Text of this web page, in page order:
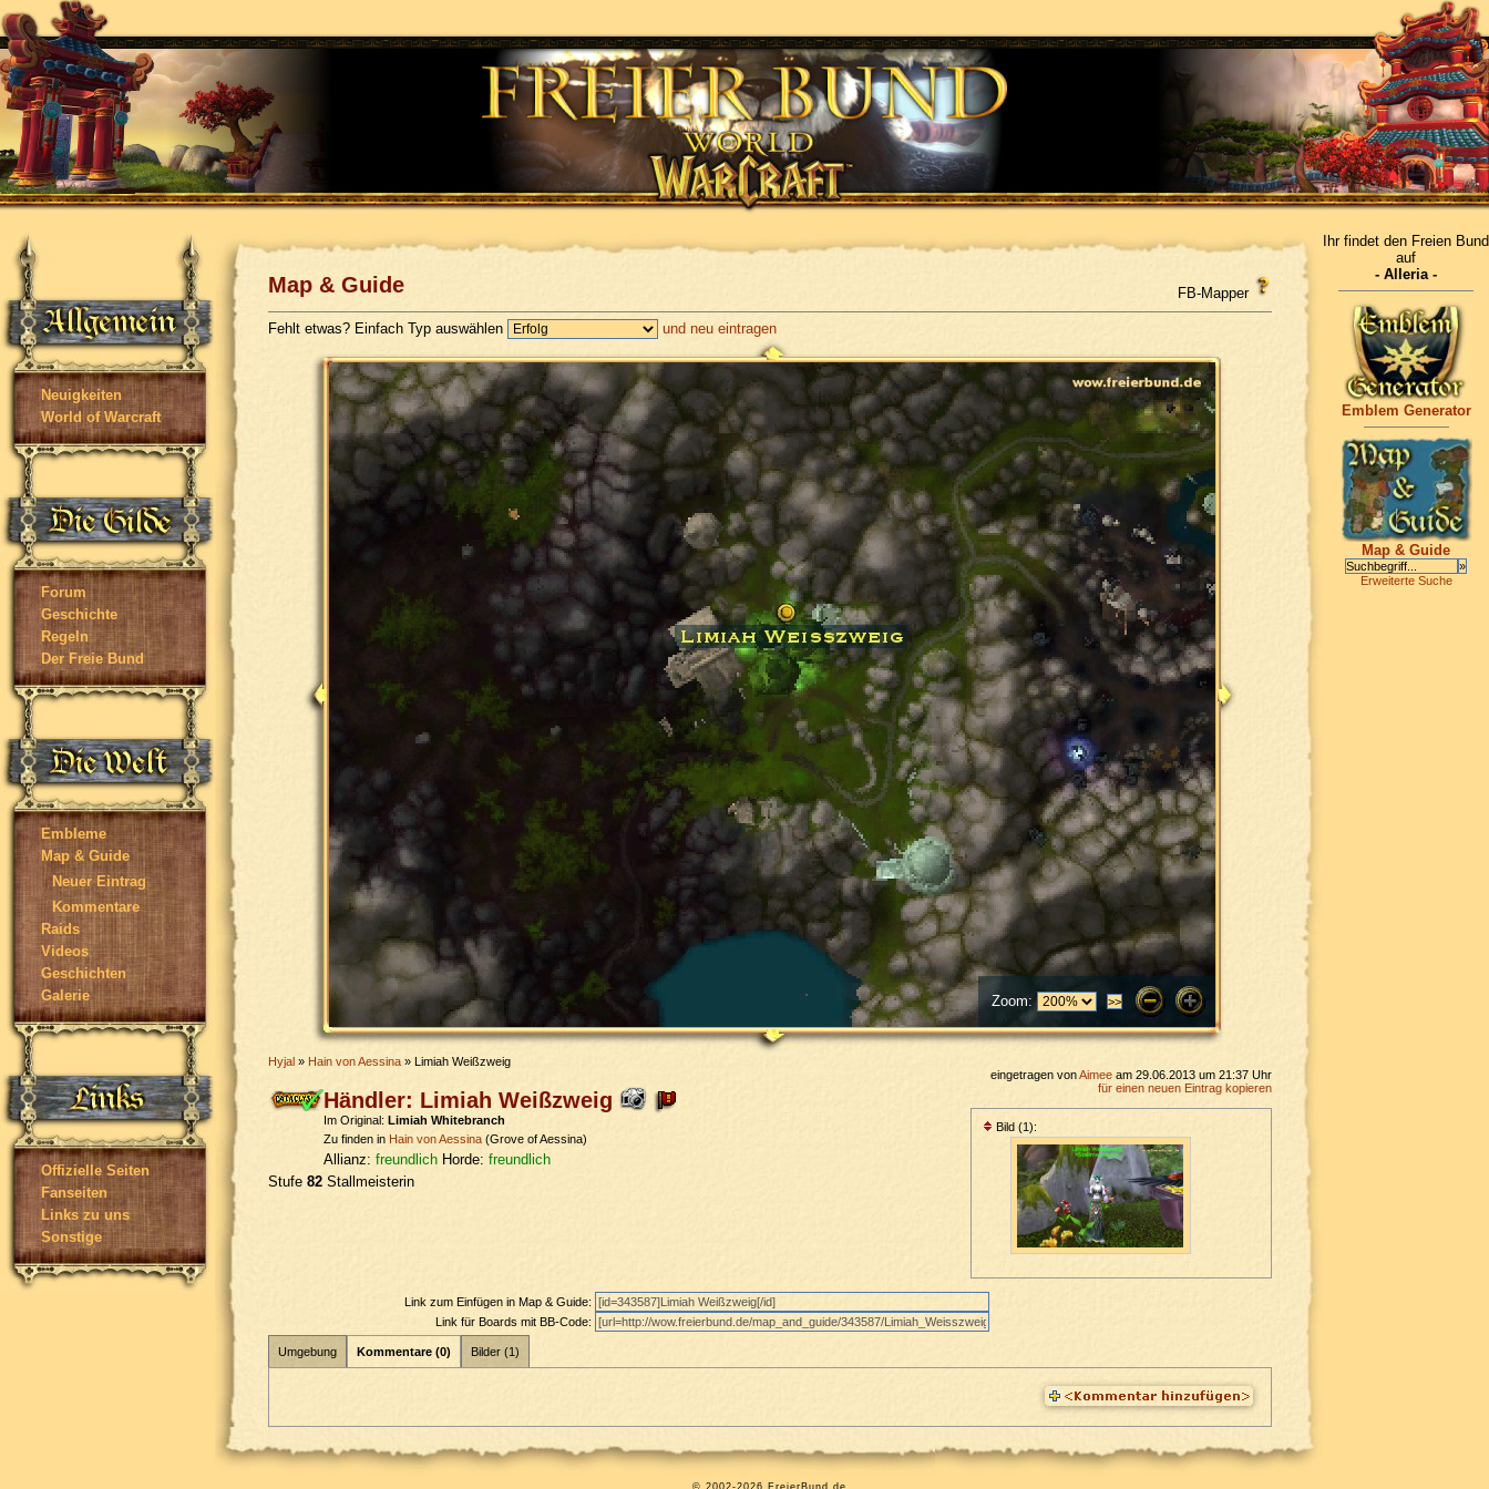
Neuigkeiten
World of Warcraft
Forum
Geschichte
Regeln
Der Freie Bund
Embleme
Map & Guide
Neuer Eintrag
Kommentare
Raids
Videos
Geschichten
Galerie
Offizielle Seiten
Fanseiten
Links zu uns
Sonstige
Map & Guide FB-Mapper
Fehlt etwas? Einfach Typ auswählen und neu eintragen
Zoom:
Hyjal » Hain von Aessina » Limiah Weißzweig
eingetragen vonAimee am 29.06.2013 um 21:37 Uhr
für einen neuen Eintrag kopieren
Bild (1):
Händler: Limiah Weißzweig
Im Original: Limiah Whitebranch
Zu finden in Hain von Aessina (Grove of Aessina)
Allianz: freundlich Horde: freundlich
Stufe 82 Stallmeisterin
Link zum Einfügen in Map & Guide:
Link für Boards mit BB-Code:
Umgebung Kommentare (0) Bilder (1)
Ihr findet den Freien Bund
auf
- Alleria -
Emblem Generator
Map & Guide
Erweiterte Suche
© 2002-2026 FreierBund.de